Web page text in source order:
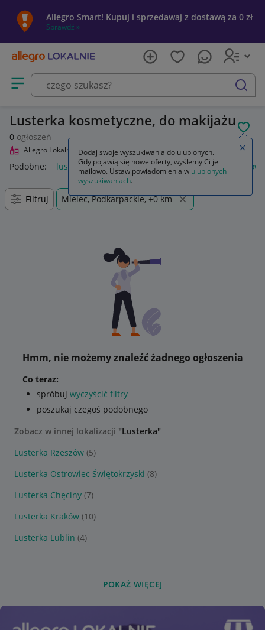
Allegro Smart! Kupuj i sprzedawaj z dostawą za 0 zł
Sprawdź »
Otwórz menu z kategoriami
szukaj
Lusterka kosmetyczne, do makijażu
0 ogłoszeń
Allegro Lokalnie Uroda Makijaż Pędzle i akcesoria Lusterka
Podobne: lusterka lusterka motocyklowe lusterka rowerowe
Filtruj Mielec, Podkarpackie, +0 km
Hmm, nie możemy znaleźć żadnego ogłoszenia
Co teraz:
spróbuj wyczyścić filtry
poszukaj czegoś podobnego
Zobacz w innej lokalizacji "Lusterka"
Lusterka Rzeszów (5)
Lusterka Ostrowiec Świętokrzyski (8)
Lusterka Chęciny (7)
Lusterka Kraków (10)
Lusterka Lublin (4)
POKAŻ WIĘCEJ
Dodaj swoje wyszukiwania do ulubionych.
Gdy pojawią się nowe oferty, wyślemy Ci je
mailowo. Ustaw powiadomienia w ulubionych
wyszukiwaniach.